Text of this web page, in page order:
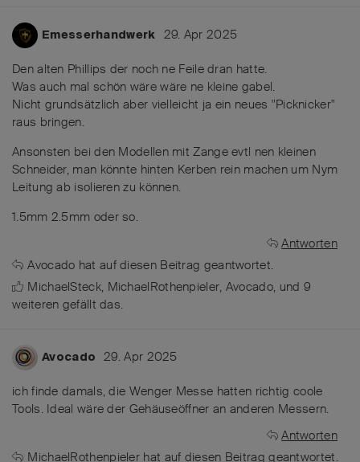
Emesserhandwerk 29. Apr 2025
Den alten Phillips der noch ne Feile dran hatte.
Was auch mal schön wäre wäre ne kleine gabel.
Nicht grundsätzlich aber vielleicht ja ein neues "Picknicker"
raus bringen.
Ansonsten bei den Modellen mit Zange evtl nen kleinen
Schneider, man könnte hinten Kerben rein machen um Nym
Leitung ab isolieren zu können.
1.5mm 2.5mm oder so.
Antworten
Avocado hat auf diesen Beitrag geantwortet.
MichaelSteck, MichaelRothenpieler, Avocado, und 9
weiteren gefällt das.
Avocado 29. Apr 2025
ich finde damals, die Wenger Messe hatten richtig coole
Tools. Ideal wäre der Gehäuseöffner an anderen Messern.
Antworten
MichaelRothenpieler hat auf diesen Beitrag geantwortet.